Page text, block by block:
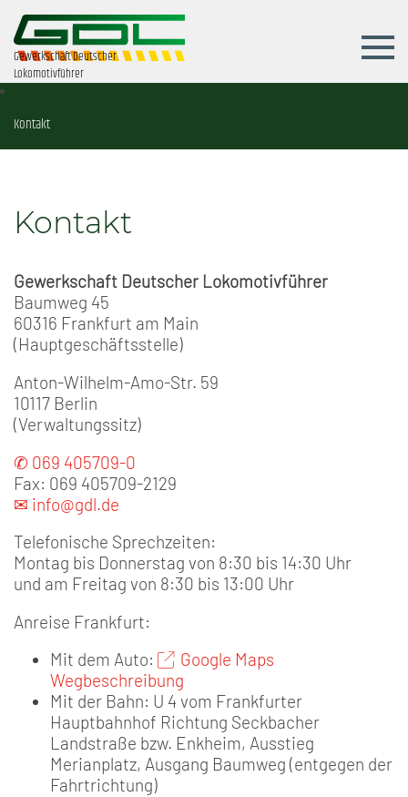
Gewerkschaft Deutscher
Lokomotivführer
Kontakt
Kontakt
Gewerkschaft Deutscher Lokomotivführer
Baumweg 45
60316 Frankfurt am Main
(Hauptgeschäftsstelle)
Anton-Wilhelm-Amo-Str. 59
10117 Berlin
(Verwaltungssitz)
✆ 069 405709-0
Fax: 069 405709-2129
✉ info@gdl.de
Telefonische Sprechzeiten:
Montag bis Donnerstag von 8:30 bis 14:30 Uhr
und am Freitag von 8:30 bis 13:00 Uhr
Anreise Frankfurt:
Mit dem Auto:
Google Maps
Wegbeschreibung
Mit der Bahn: U 4 vom Frankfurter
Hauptbahnhof Richtung Seckbacher
Landstraße bzw. Enkheim, Ausstieg
Merianplatz, Ausgang Baumweg (entgegen der
Fahrtrichtung)